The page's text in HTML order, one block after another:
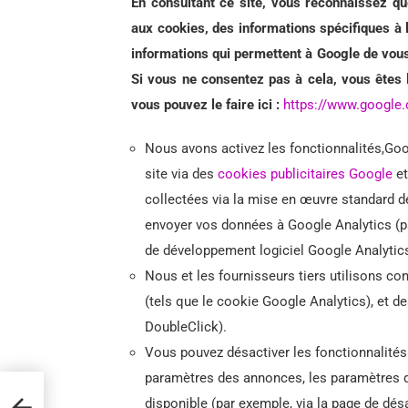
aux cookies, des informations spécifiques à
informations qui permettent à Google de
Si vous ne consentez pas à cela, vous
vous pouvez le faire ici : https://
Nous avons activez les
site via des cookies publicitaires Google
collectées via la mise en œuvre standard
envoyer vos données à Google Analytics
de développement logiciel Google
Nous et les fournisseurs tiers utilisons
(tels que le cookie Google Analytics), et
DoubleClick).
Vous pouvez désactiver les
paramètres des annonces, les
disponible (par exemple, via la page de